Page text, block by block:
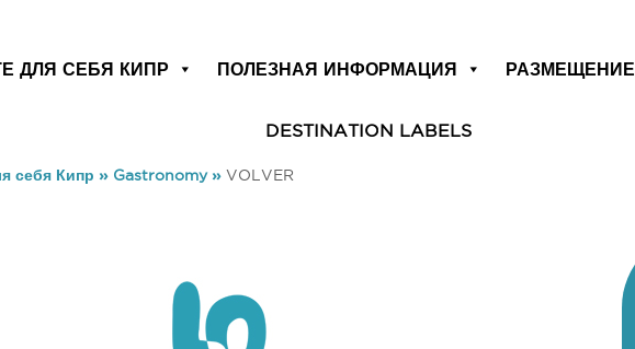
ДЛЯ СЕБЯ КИПР ПОЛЕЗНАЯ ИНФОРМАЦИЯ РАЗМЕЩЕНИЕ
DESTINATION LABELS
себя Кипр » Gastronomy» VOLVER